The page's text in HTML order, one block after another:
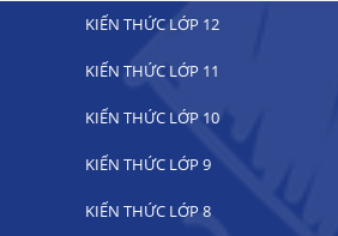
KIẾN THỨC LỚP 12
KIẾN THỨC LỚP 11
KIẾN THỨC LỚP 10
KIẾN THỨC LỚP 9
KIẾN THỨC LỚP 8